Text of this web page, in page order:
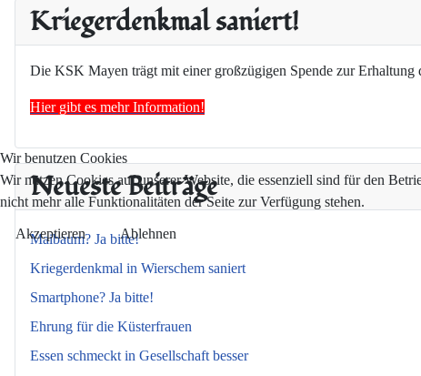
Kriegerdenkmal saniert!
Die KSK Mayen trägt mit einer großzügigen Spende zur
Hier gibt es mehr Information!
Neueste Beiträge
Maibaum? Ja bitte!
Kriegerdenkmal in Wierschem saniert
Smartphone? Ja bitte!
Ehrung für die Küsterfrauen
Essen schmeckt in Gesellschaft besser
Wir benutzen Cookies
Wir nutzen Cookies auf unserer Website, die essenziell sind für den
nicht mehr alle Funktionalitäten der Seite zur Verfügung stehen.
Akzeptieren Ablehnen